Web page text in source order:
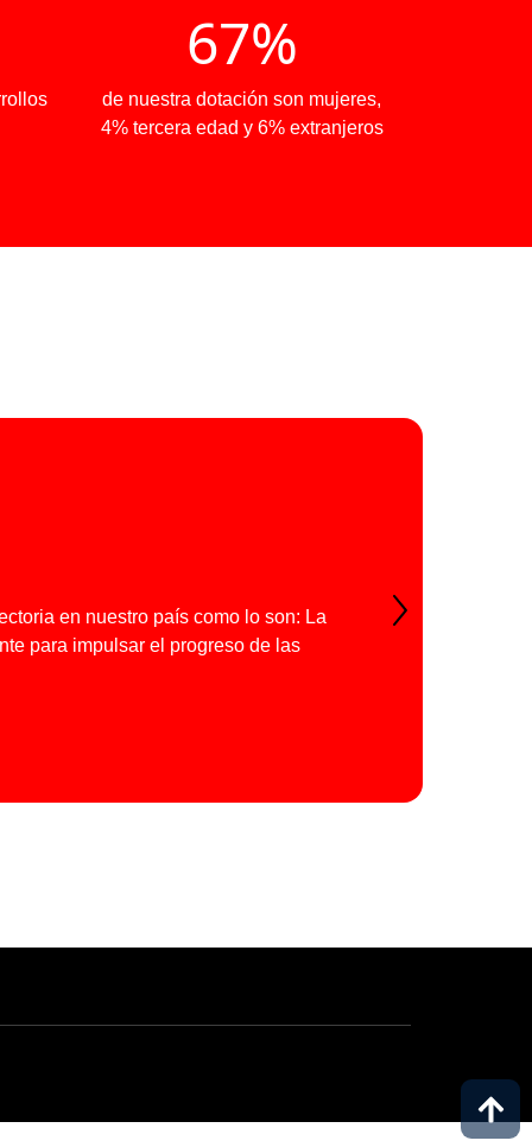
67%
de nuestra dotación son mujeres,
4% tercera edad y 6% extranjeros
en nuestro país como lo son: La
para impulsar el progreso de las
Siguiente